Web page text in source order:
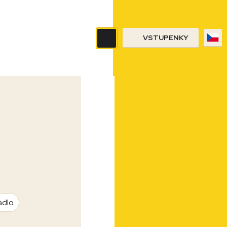
VSTUPENKY